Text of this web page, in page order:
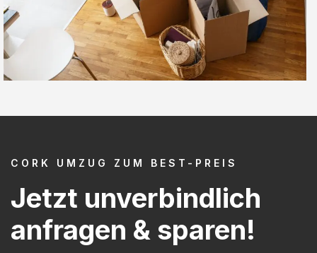
CORK UMZUG ZUM BEST-PREIS
Jetzt unverbindlich
anfragen & sparen!